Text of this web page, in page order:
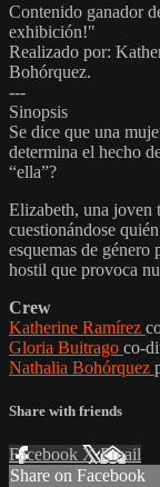
Contenido ganador
exhibición!"
Realizado por:
Bohórquez.
---
Sinopsis
Se dice que una
determina el hecho
“ella”?
Elizabeth, una joven
cuestionándose
esquemas de género
hostil que provoca
Crew
Katherine Ramírez
Gloria Buitrago co-
Nathalia Bohórquez
Share with friends
Facebook XEmail
Share on Facebook